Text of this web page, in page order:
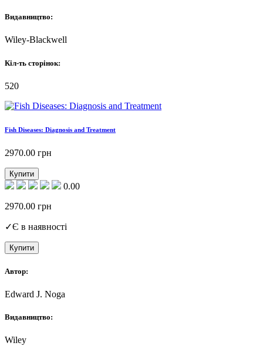
Видавництво:
Wiley-Blackwell
Кіл-ть сторінок:
520
Fish Diseases: Diagnosis and Treatment
2970.00 грн
Купити
0.00
2970.00 грн
✓Є в наявності
Купити
Автор:
Edward J. Noga
Видавництво:
Wiley